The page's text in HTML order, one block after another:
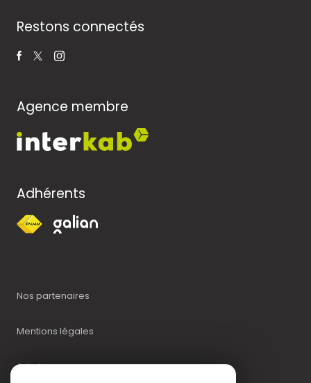
Restons connectés
Agence membre
Adhérents
Nos partenaires
Mentions légales
Admin